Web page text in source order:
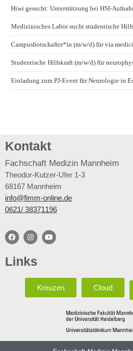
Hiwi gesucht: Unterstützung bei HSI-
Medizinisches Labor sucht studentische
Campusbotschafter*in (m/w/d) für via medici
Studentische Hilfskraft (m/w/d) für
Einladung zum PJ-Event für Neurologie in
Kontakt
Fachschaft Medizin Mannheim
Theodor-Kutzer-Ufer 1-3
68167 Mannheim
info@fimm-online.de
0621/ 38371196
Links
Kreuzen Cloud